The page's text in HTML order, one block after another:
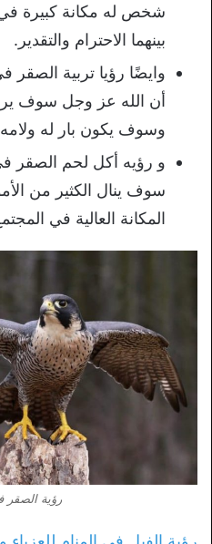
شخص له مكانة كبيرة
بينهما الاحترام والتقدير.
وايضًا رؤيا تربية الصقر
أن الله عز وجل سوف
وسوف يكون بار له
و رؤيه أكل لحم الصقر
سوف ينال الكثير من
المكانة العالية في
رؤية الصقر